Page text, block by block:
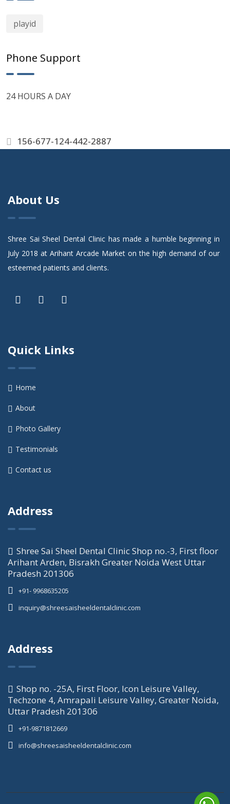
playid
Phone Support
24 HOURS A DAY
156-677-124-442-2887
About Us
Shree Sai Sheel Dental Clinic has made a humble beginning in
July 2018 at Arihant Arcade Market on the high demand of our
esteemed patients and clients.
Quick Links
Home
About
Photo Gallery
Testimonials
Contact us
Address
Shree Sai Sheel Dental Clinic Shop no.-3, First floor
Arihant Arden, Bisrakh Greater Noida West Uttar
Pradesh 201306
+91- 9968635205
inquiry@shreesaisheeldentalclinic.com
Address
Shop no. -25A, First Floor, Icon Leisure Valley,
Techzone 4, Amrapali Leisure Valley, Greater Noida,
Uttar Pradesh 201306
+91-9871812669
info@shreesaisheeldentalclinic.com